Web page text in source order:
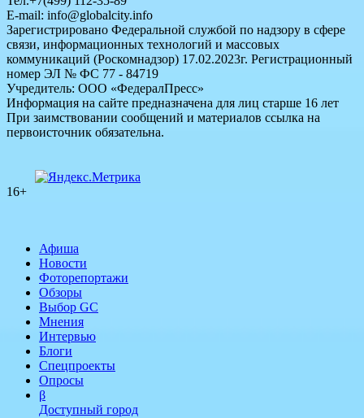
E-mail: info@globalcity.info
Зарегистрировано Федеральной службой по надзору в сфере
связи, информационных технологий и массовых
коммуникаций (Роскомнадзор) 17.02.2023г. Регистрационный
номер ЭЛ № ФС 77 - 84719
Учредитель: ООО «ФедералПресс»
Информация на сайте предназначена для лиц старше 16 лет
При заимствовании сообщений и материалов ссылка на
первоисточник обязательна.
16+
Афиша
Новости
Фоторепортажи
Обзоры
Выбор GC
Мнения
Интервью
Блоги
Спецпроекты
Опросы
β
Доступный город